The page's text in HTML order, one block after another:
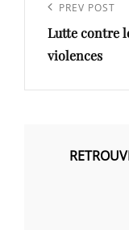
l’article
Previous
Post
PREV POST
Lutte contre
violences